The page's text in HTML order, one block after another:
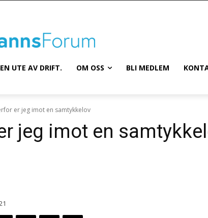
UTE AV DRIFT. OM OSS BLI MEDLEM
er jeg imot en samtykkelov
jeg imot en